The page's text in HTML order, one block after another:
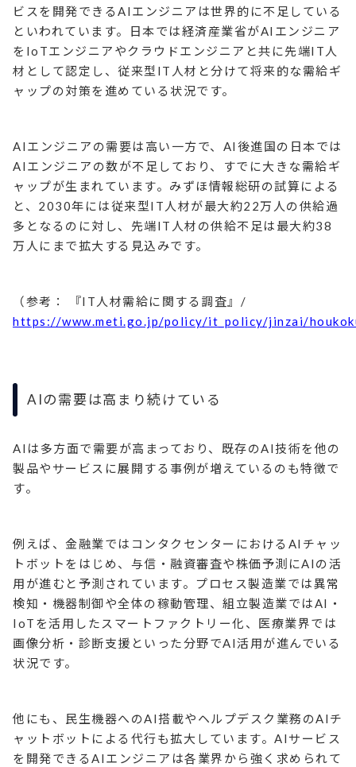
ビスを開発できるAIエンジニアは世界的に不足している
といわれています。日本では経済産業省がAIエンジニア
をIoTエンジニアやクラウドエンジニアと共に先端IT人
材として認定し、従来型IT人材と分けて将来的な需給ギ
ャップの対策を進めている状況です。
AIエンジニアの需要は高い一方で、AI後進国の日本では
AIエンジニアの数が不足しており、すでに大きな需給ギ
ャップが生まれています。みずほ情報総研の試算による
と、2030年には従来型IT人材が最大約22万人の供給過
多となるのに対し、先端IT人材の供給不足は最大約38
万人にまで拡大する見込みです。
（参考： 『IT人材需給に関する調査』/
https://www.meti.go.jp/policy/it_policy/jinzai/
AIの需要は高まり続けている
AIは多方面で需要が高まっており、既存のAI技術を他の
製品やサービスに展開する事例が増えているのも特徴で
す。
例えば、金融業ではコンタクセンターにおけるAIチャッ
トボットをはじめ、与信・融資審査や株価予測にAIの活
用が進むと予測されています。プロセス製造業では異常
検知・機器制御や全体の稼動管理、組立製造業ではAI・
IoTを活用したスマートファクトリー化、医療業界では
画像分析・診断支援といった分野でAI活用が進んでいる
状況です。
他にも、民生機器へのAI搭載やヘルプデスク業務のAIチ
ャットボットによる代行も拡大しています。AIサービス
を開発できるAIエンジニアは各業界から強く求められて